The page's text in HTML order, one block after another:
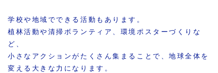
学校や地域でできる活動もあります。
植林活動や清掃ボランティア、環境ポスターづくりな
ど、
小さなアクションがたくさん集まることで、地球全体を
変える大きな力になります。